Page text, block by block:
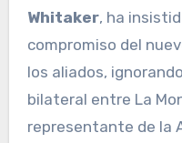
Whitaker, ha
compromiso del
los aliados,
bilateral entre La
representante de la